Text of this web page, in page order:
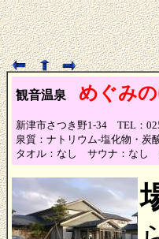
観音温泉 めぐみ
新津市さつき野1-34 TEL：
泉質：ナトリウム-塩化物・炭
タオル：なし サウナ：な